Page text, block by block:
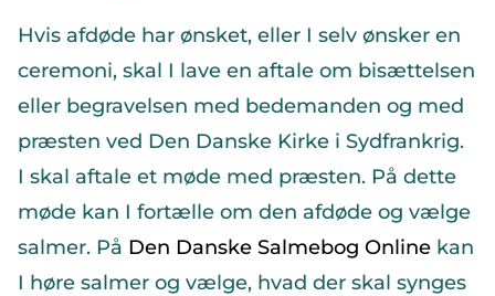
Hvis afdøde har ønsket, eller I selv ønsker en
ceremoni, skal I lave en aftale om bisættelsen
eller begravelsen med bedemanden og med
præsten ved Den Danske Kirke i Sydfrankrig.
I skal aftale et møde med præsten. På dette
møde kan I fortælle om den afdøde og vælge
salmer. På Den Danske Salmebog Online kan
I høre salmer og vælge, hvad der skal synges